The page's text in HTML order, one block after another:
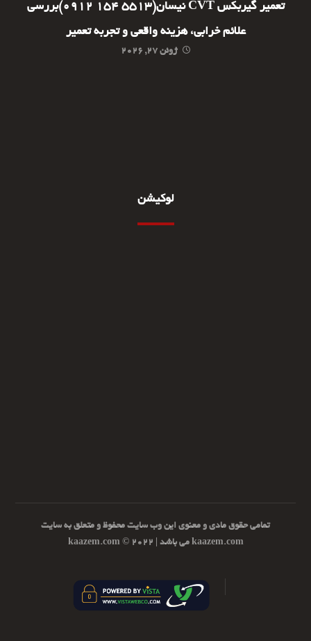
تعمیر گیربکس CVT نیسان(5513 154 0912)بررسی
علائم خرابی، هزینه واقعی و تجربه تعمیر
ژوئن ۲۷, ۲۰۲۶
لوکیشن
تمامی حقوق مادی و معنوی این وب سایت محفوظ و متعلق به سایت
kaazem.com می باشد | ۲۰۲۲ © kaazem.com